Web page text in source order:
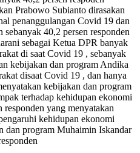
Prabowo Subianto dirasakan
penanggulangan Covid 19 dan
40,2 persen responden
sebagai Ketua DPR banyak
di saat Covid 19 , sebanyak
kebijakan dan program Andika
disaat Covid 19 , dan hanya
kebijakan dan program
terhadap kehidupan ekonomi
responden yang menyatakan
kehidupan ekonomi
dan program Muhaimin Iskandar